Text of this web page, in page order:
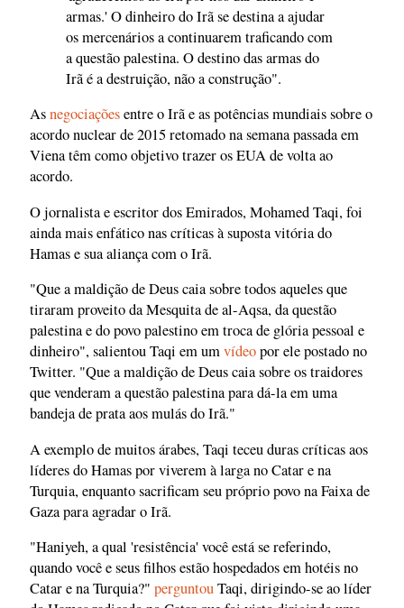
armas.' O dinheiro do Irã se destina a ajudar
os mercenários a continuarem traficando com
a questão palestina. O destino das armas do
Irã é a destruição, não a construção".
Asnegociaçõesentre o Irã e as potências mundiais sobre o
acordo nuclear de 2015 retomado na semana passada em
Viena têm como objetivo trazer os EUA de volta ao
acordo.
O jornalista e escritor dos Emirados, Mohamed Taqi, foi
ainda mais enfático nas críticas à suposta vitória do
Hamas e sua aliança com o Irã.
"Que a maldição de Deus caia sobre todos aqueles que
tiraram proveito da Mesquita de al-Aqsa, da questão
palestina e do povo palestino em troca de glória pessoal e
dinheiro", salientou Taqi em umvídeopor ele postado no
Twitter. "Que a maldição de Deus caia sobre os traidores
que venderam a questão palestina para dá-la em uma
bandeja de prata aos mulás do Irã."
A exemplo de muitos árabes, Taqi teceu duras críticas aos
líderes do Hamas por viverem à larga no Catar e na
Turquia, enquanto sacrificam seu próprio povo na Faixa de
Gaza para agradar o Irã.
"Haniyeh, a qual 'resistência' você está se referindo,
quando você e seus filhos estão hospedados em hotéis no
Catar e na Turquia?" perguntouTaqi, dirigindo-se ao líder